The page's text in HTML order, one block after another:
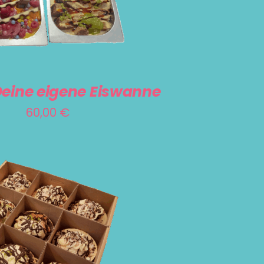
eigene Eiswanne
60,00 €
/ DETAILS